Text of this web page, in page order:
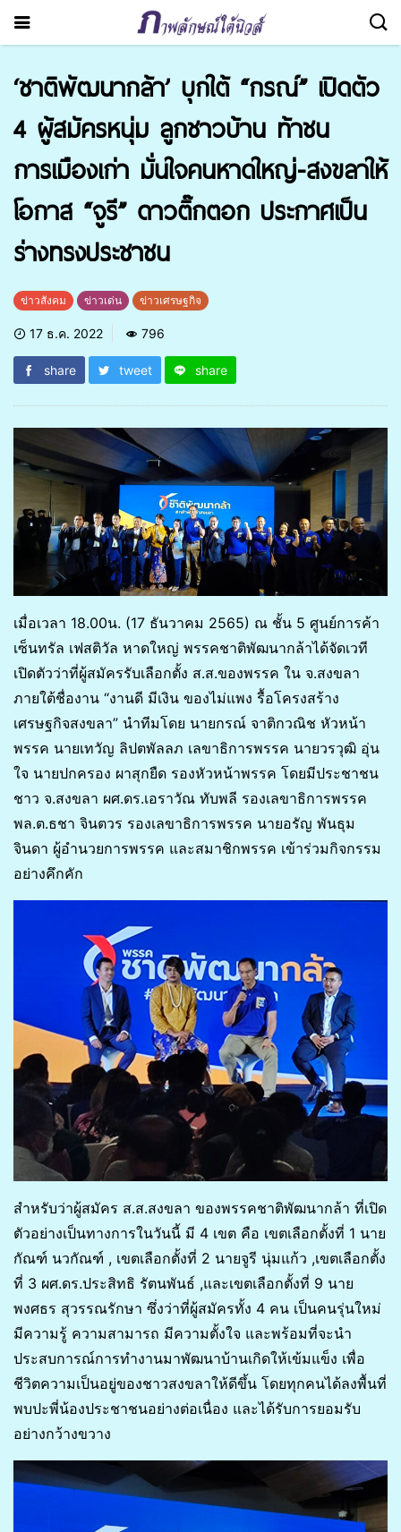
‘ชาติพัฒนากล้า’ บุกใต้ “กรณ์” เปิดตัว
4 ผู้สมัครหนุ่ม ลูกชาวบ้าน ท้าชน
การเมืองเก่า มั่นใจคนหาดใหญ่-สงขลาให้
โอกาส “จูรี” ดาวติ๊กตอก ประกาศเป็น
ร่างทรงประชาชน
ข่าวสังคม ข่าวเด่น ข่าวเศรษฐกิจ
17 ธ.ค. 2022 796
share tweet share
เมื่อเวลา 18.00น. (17 ธันวาคม 2565) ณ ชั้น 5 ศูนย์การค้า
เซ็นทรัล เฟสติวัล หาดใหญ่ พรรคชาติพัฒนากล้าได้จัดเวที
เปิดตัวว่าที่ผู้สมัครรับเลือกตั้ง ส.ส.ของพรรค ใน จ.สงขลา
ภายใต้ชื่องาน “งานดี มีเงิน ของไม่แพง รื้อโครงสร้าง
เศรษฐกิจสงขลา” นำทีมโดย นายกรณ์ จาติกวณิช หัวหน้า
พรรค นายเทวัญ ลิปตพัลลภ เลขาธิการพรรค นายวรวุฒิ อุ่น
ใจ นายปกครอง ผาสุกยืด รองหัวหน้าพรรค โดยมีประชาชน
ชาว จ.สงขลา ผศ.ดร.เอราวัณ ทับพลี รองเลขาธิการพรรค
พล.ต.ธชา จินตวร รองเลขาธิการพรรค นายอรัญ พันธุม
จินดา ผู้อำนวยการพรรค และสมาชิกพรรค เข้าร่วมกิจกรรม
อย่างคึกคัก
สำหรับว่าผู้สมัคร ส.ส.สงขลา ของพรรคชาติพัฒนากล้า ที่เปิด
ตัวอย่างเป็นทางการในวันนี้ มี 4 เขต คือ เขตเลือกตั้งที่ 1 นาย
กัณฑ์ นวกัณฑ์ , เขตเลือกตั้งที่ 2 นายจูรี นุ่มแก้ว ,เขตเลือกตั้ง
ที่ 3 ผศ.ดร.ประสิทธิ รัตนพันธ์ ,และเขตเลือกตั้งที่ 9 นาย
พงศธร สุวรรณรักษา ซึ่งว่าที่ผู้สมัครทั้ง 4 คน เป็นคนรุ่นใหม่
มีความรู้ ความสามารถ มีความตั้งใจ และพร้อมที่จะนำ
ประสบการณ์การทำงานมาพัฒนาบ้านเกิดให้เข้มแข็ง เพื่อ
ชีวิตความเป็นอยู่ของชาวสงขลาให้ดีขึ้น โดยทุกคนได้ลงพื้นที่
พบปะพี่น้องประชาชนอย่างต่อเนื่อง และได้รับการยอมรับ
อย่างกว้างขวาง